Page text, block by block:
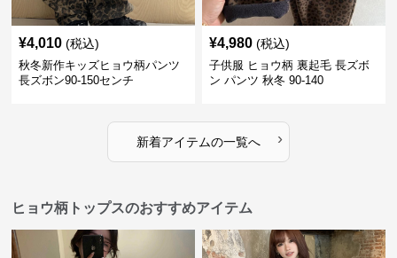
¥4,010 (税込)
秋冬新作キッズヒョウ柄パンツ
長ズボン90-150センチ
¥4,980 (税込)
子供服 ヒョウ柄 裏起毛 長ズボ
ン パンツ 秋冬 90-140
新着アイテムの一覧へ ›
ヒョウ柄トップスのおすすめアイテム